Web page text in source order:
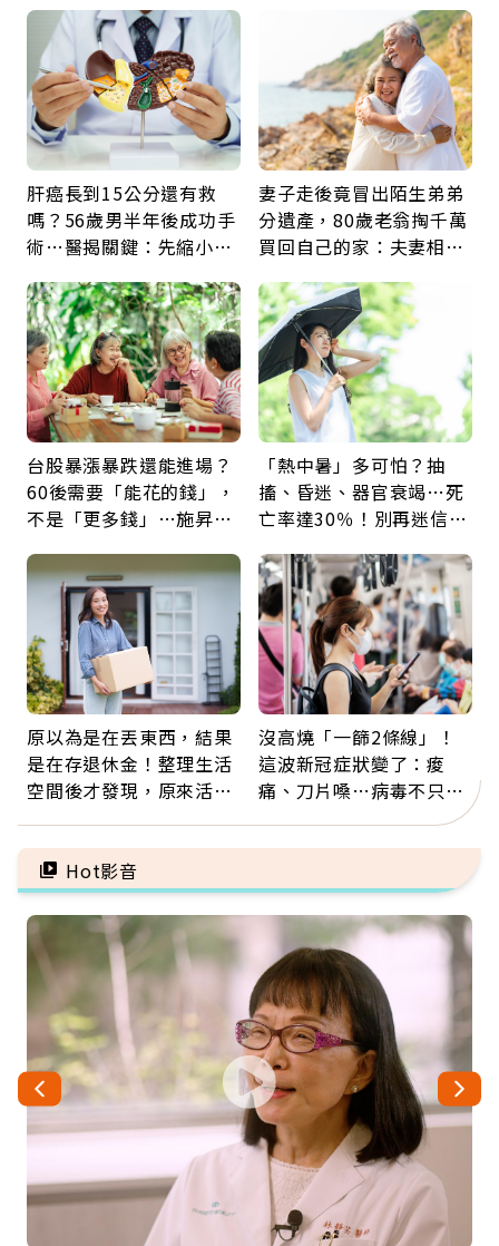
肝癌長到15公分還有救
嗎？56歲男半年後成功手
術…醫揭關鍵：先縮小腫
妻子走後竟冒出陌生弟弟
分遺產，80歲老翁掏千萬
買回自己的家：夫妻相守
台股暴漲暴跌還能進場？
60後需要「能花的錢」，
不是「更多錢」…施昇
票
「熱中暑」多可怕？抽
搐、昏迷、器官衰竭…死
亡率達30％！別再迷信
5招才能真救命
原以為是在丟東西，結果
是在存退休金！整理生活
空間後才發現，原來活得
沒高燒「一篩2條線」！
這波新冠症狀變了：痠
痛、刀片嗓…病毒不只攻
肺，三高族恐引發全身血
管發炎
Hot影音